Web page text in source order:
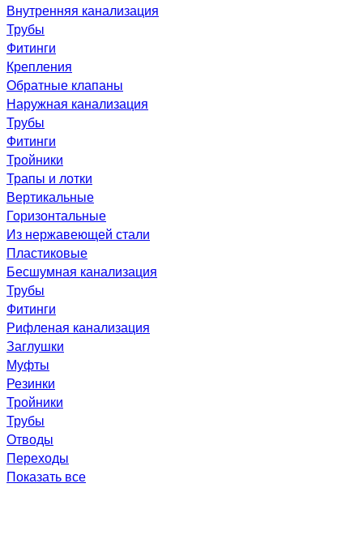
Внутренняя канализация
Трубы
Фитинги
Крепления
Обратные клапаны
Наружная канализация
Трубы
Фитинги
Тройники
Трапы и лотки
Вертикальные
Горизонтальные
Из нержавеющей стали
Пластиковые
Бесшумная канализация
Трубы
Фитинги
Рифленая канализация
Заглушки
Муфты
Резинки
Тройники
Трубы
Отводы
Переходы
Показать все